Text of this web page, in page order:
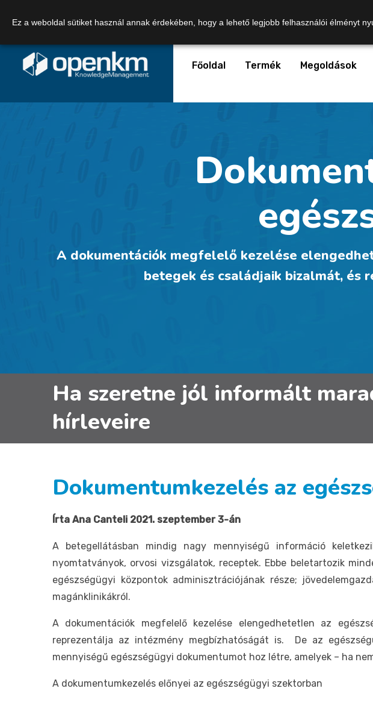
Főoldal Termék Megoldások
A dokumentációk megfelelő kezelése
betegek és családjaik bizalmát, és
Ha szeretne jól informált
hírleveire
Dokumentumkezelés az
Írta Ana Canteli 2021. szeptember 3-án
A betegellátásban mindig nagy mennyiségű információ
nyomtatványok, orvosi vizsgálatok, receptek. Ebbe beletartozik
egészségügyi központok adminisztrációjának része;
magánklinikákról.
A dokumentációk megfelelő kezelése elengedhetetlen az
reprezentálja az intézmény megbízhatóságát is. De az
mennyiségű egészségügyi dokumentumot hoz létre, amelyek – ha
A dokumentumkezelés előnyei az egészségügyi szektorban
Ez a weboldal sütiket használ annak érdekében, hogy a lehető legjobb felhasználói élményt